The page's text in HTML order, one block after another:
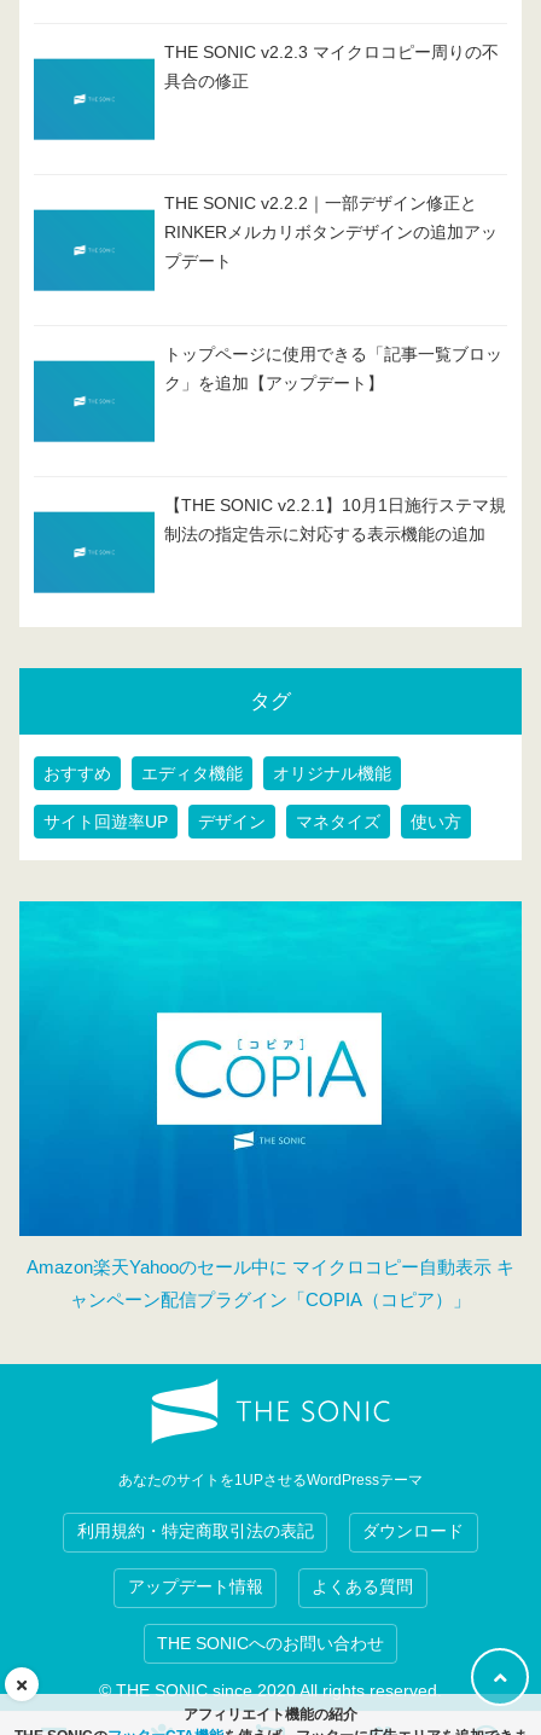
THE SONIC v2.2.3 マイクロコピー周りの不
具合の修正
THE SONIC v2.2.2｜一部デザイン修正と
RINKERメルカリボタンデザインの追加アッ
プデート
トップページに使用できる「記事一覧ブロッ
ク」を追加【アップデート】
【THE SONIC v2.2.1】10月1日施行ステマ規
制法の指定告示に対応する表示機能の追加
タグ
おすすめ エディタ機能 オリジナル機能
サイト回遊率UP デザイン マネタイズ 使い方
Amazon楽天Yahooのセール中に マイクロコピー自動表示 キ
ャンペーン配信プラグイン「COPIA（コピア）」
あなたのサイトを1UPさせるWordPressテーマ
利用規約・特定商取引法の表記 ダウンロード
アップデート情報 よくある質問
THE SONICへのお問い合わせ
© THE SONIC since 2020 All rights reserved.
アフィリエイト機能の紹介